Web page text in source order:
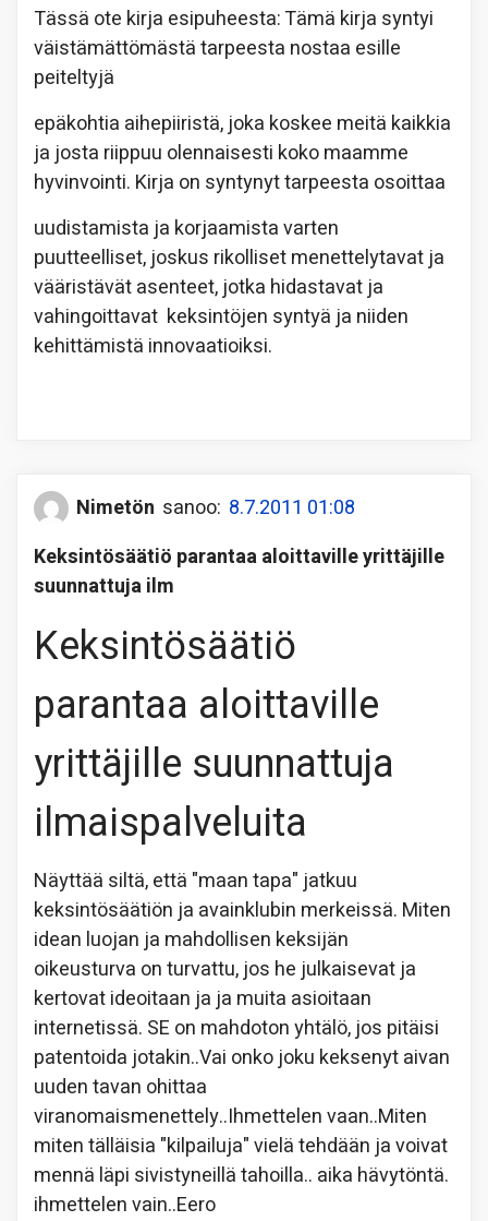
Tässä ote kirja esipuheesta: Tämä kirja syntyi
väistämättömästä tarpeesta nostaa esille
peiteltyjä
epäkohtia aihepiiristä, joka koskee meitä kaikkia
ja josta riippuu olennaisesti koko maamme
hyvinvointi. Kirja on syntynyt tarpeesta osoittaa
uudistamista ja korjaamista varten
puutteelliset, joskus rikolliset menettelytavat ja
vääristävät asenteet, jotka hidastavat ja
vahingoittavat keksintöjen syntyä ja niiden
kehittämistä innovaatioiksi.
Nimetön sanoo: 8.7.2011 01:08
Keksintösäätiö parantaa aloittaville yrittäjille
suunnattuja ilm
Keksintösäätiö
parantaa aloittaville
yrittäjille suunnattuja
ilmaispalveluita
Näyttää siltä, että "maan tapa" jatkuu
keksintösäätiön ja avainklubin merkeissä. Miten
idean luojan ja mahdollisen keksijän
oikeusturva on turvattu, jos he julkaisevat ja
kertovat ideoitaan ja ja muita asioitaan
internetissä. SE on mahdoton yhtälö, jos pitäisi
patentoida jotakin..Vai onko joku keksenyt aivan
uuden tavan ohittaa
viranomaismenettely..Ihmettelen vaan..Miten
miten tälläisia "kilpailuja" vielä tehdään ja voivat
mennä läpi sivistyneillä tahoilla.. aika hävytöntä.
ihmettelen vain..Eero